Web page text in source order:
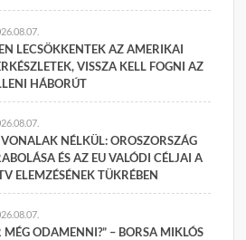
LECSÖKKENTEK AZ AMERIKAI
VISSZA KELL FOGNI AZ
HÁBORÚT
NÉLKÜL: OROSZORSZÁG
ÉS AZ EU VALÓDI CÉLJAI A
ELEMZÉSÉNEK TÜKRÉBEN
MÉG ODAMENNI?” – BORSA MIKLÓS